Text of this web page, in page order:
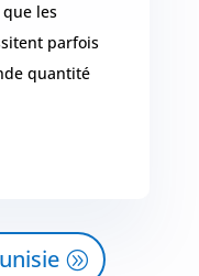
les
parfois
quantité